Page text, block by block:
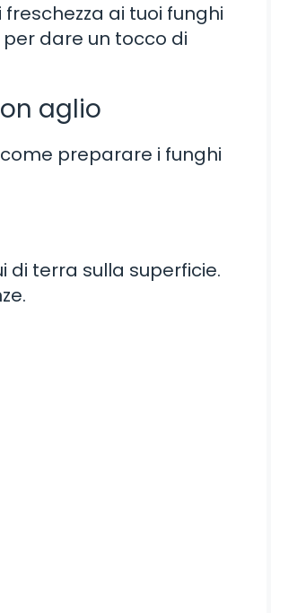
ai tuoi funghi
dare un tocco di
aglio
preparare i funghi
di terra sulla superficie.